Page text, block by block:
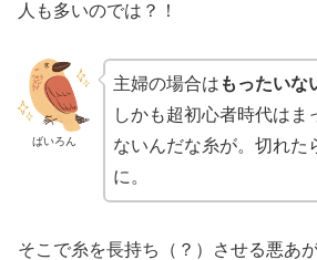
人も多いのでは？！
ばいろん
主婦の場合は もったいな
しかも超初心者時代はま
ないんだな糸が。切れた
に。
そこで糸を長持ち（？）させる悪あ